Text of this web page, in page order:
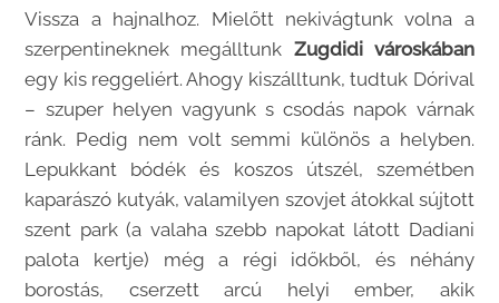
Vissza a hajnalhoz. Mielőtt nekivágtunk volna a
szerpentineknek megálltunk Zugdidi városkában
egy kis reggeliért. Ahogy kiszálltunk, tudtuk Dórival
– szuper helyen vagyunk s csodás napok várnak
ránk. Pedig nem volt semmi különös a helyben.
Lepukkant bódék és koszos útszél, szemétben
kaparászó kutyák, valamilyen szovjet átokkal sújtott
szent park (a valaha szebb napokat látott Dadiani
palota kertje) még a régi időkből, és néhány
borostás, cserzett arcú helyi ember, akik